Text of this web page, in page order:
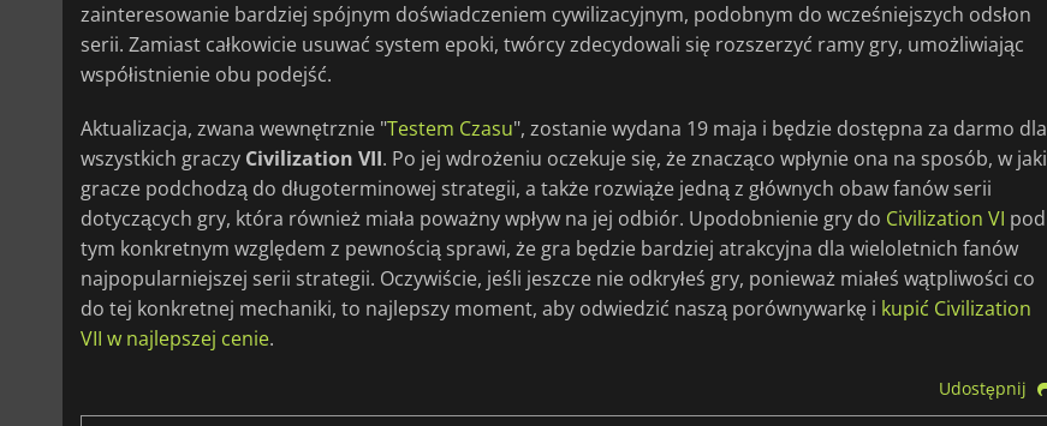
zainteresowanie bardziej spójnym doświadczeniem cywilizacyjnym, podobnym do wcześniejszych odsłon
serii. Zamiast całkowicie usuwać system epoki, twórcy zdecydowali się rozszerzyć ramy gry, umożliwiając
współistnienie obu podejść.
Aktualizacja, zwana wewnętrznie "Testem Czasu", zostanie wydana 19 maja i będzie dostępna za darmo dla
wszystkich graczy Civilization VII. Po jej wdrożeniu oczekuje się, że znacząco wpłynie ona na sposób, w jaki
gracze podchodzą do długoterminowej strategii, a także rozwiąże jedną z głównych obaw fanów serii
dotyczących gry, która również miała poważny wpływ na jej odbiór. Upodobnienie gry do Civilization VI pod
tym konkretnym względem z pewnością sprawi, że gra będzie bardziej atrakcyjna dla wieloletnich fanów
najpopularniejszej serii strategii. Oczywiście, jeśli jeszcze nie odkryłeś gry, ponieważ miałeś wątpliwości co
do tej konkretnej mechaniki, to najlepszy moment, aby odwiedzić naszą porównywarkę i kupić Civilization
VII w najlepszej cenie.
Udostępnij